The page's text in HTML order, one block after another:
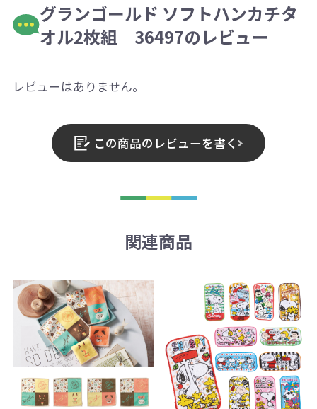
グランゴールド ソフトハンカチタ
オル2枚組 36497のレビュー
レビューはありません。
この商品のレビューを書く
関連商品